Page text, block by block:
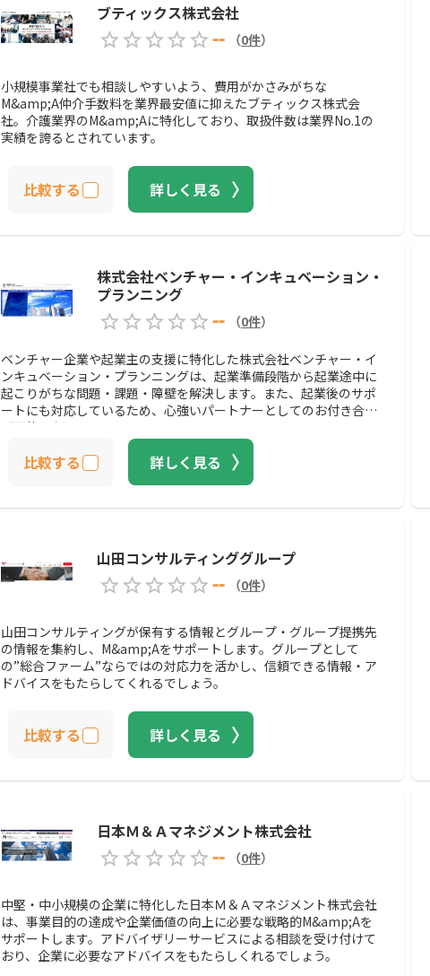
ブティックス株式会社
--
（0件）
小規模事業社でも相談しやすいよう、費用がかさみがちな
M&amp;A仲介手数料を業界最安値に抑えたブティックス株式会
社。介護業界のM&amp;Aに特化しており、取扱件数は業界No.1の
実績を誇るとされています。
比較する 詳しく見る
株式会社ベンチャー・インキュベーション・
プランニング
--
（0件）
ベンチャー企業や起業主の支援に特化した株式会社ベンチャー・イ
ンキュベーション・プランニングは、起業準備段階から起業途中に
起こりがちな問題・課題・障壁を解決します。また、起業後のサポ
ートにも対応しているため、心強いパートナーとしてのお付き合い
が可能になるでしょう。
比較する 詳しく見る
山田コンサルティンググループ
--
（0件）
山田コンサルティングが保有する情報とグループ・グループ提携先
の情報を集約し、M&amp;Aをサポートします。グループとして
の”総合ファーム”ならではの対応力を活かし、信頼できる情報・ア
ドバイスをもたらしてくれるでしょう。
比較する 詳しく見る
日本Ｍ＆Ａマネジメント株式会社
--
（0件）
中堅・中小規模の企業に特化した日本Ｍ＆Ａマネジメント株式会社
は、事業目的の達成や企業価値の向上に必要な戦略的M&amp;Aを
サポートします。アドバイザリーサービスによる相談を受け付けて
おり、企業に必要なアドバイスをもたらしくれるでしょう。